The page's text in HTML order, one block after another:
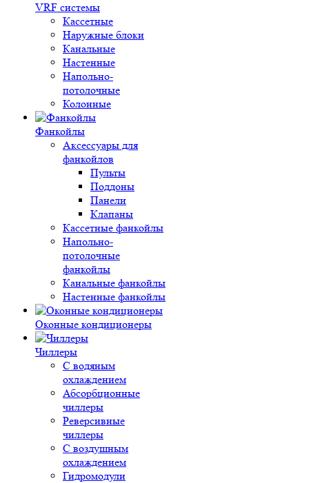
VRF системы
Кассетные
Наружные блоки
Канальные
Настенные
Напольно-
потолочные
Колонные
Фанкойлы
Аксессуары для
фанкойлов
Пульты
Поддоны
Панели
Клапаны
Кассетные фанкойлы
Напольно-
потолочные
фанкойлы
Канальные фанкойлы
Настенные фанкойлы
Оконные кондиционеры
Чиллеры
С водяным
охлаждением
Абсорбционные
чиллеры
Реверсивные
чиллеры
С воздушным
охлаждением
Гидромодули